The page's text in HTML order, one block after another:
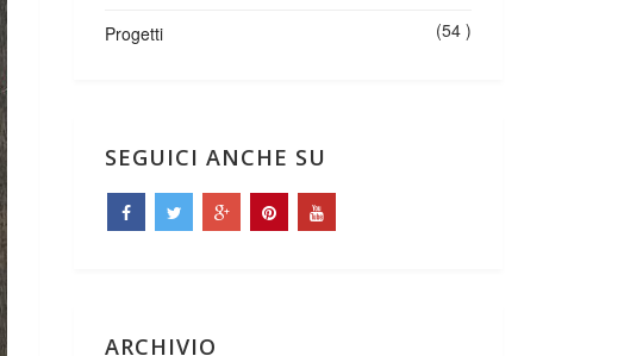
Progetti (54 )
SEGUICI ANCHE SU
ARCHIVIO